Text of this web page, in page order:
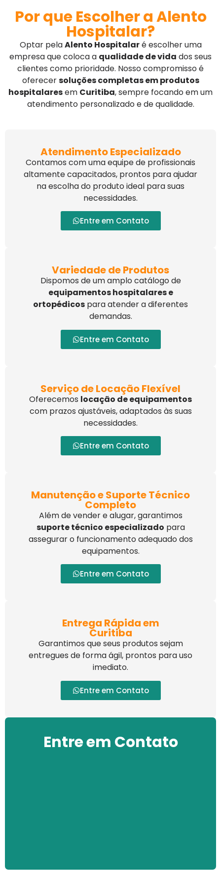
Por que Escolher a Alento
Hospitalar?
Optar pelaAlento Hospitalaré escolher uma
empresa que coloca a qualidade de vida dos seus
clientes como prioridade. Nosso compromisso é
oferecersoluções completas em produtos
hospitalaresem Curitiba, sempre focando em um
atendimento personalizado e de qualidade.
Atendimento Especializado
Contamos com uma equipe de profissionais
altamente capacitados, prontos para ajudar
na escolha do produto ideal para suas
necessidades.
Entre em Contato
Variedade de Produtos
Dispomos de um amplo catálogo de
equipamentos hospitalares e
ortopédicos para atender a diferentes
demandas.
Entre em Contato
Serviço de Locação Flexível
Oferecemos locação de equipamentos
com prazos ajustáveis, adaptados às suas
necessidades.
Entre em Contato
Manutenção e Suporte Técnico
Completo
Além de vender e alugar, garantimos
suporte técnico especializado para
assegurar o funcionamento adequado dos
equipamentos.
Entre em Contato
Entrega Rápida em
Curitiba
Garantimos que seus produtos sejam
entregues de forma ágil, prontos para uso
imediato.
Entre em Contato
Entre em Contato